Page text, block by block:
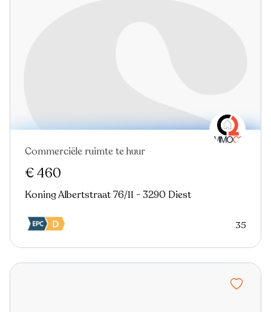
Nieuw
Commerciële ruimte te huur
€ 460
Koning Albertstraat 76/11 - 3290 Diest
35